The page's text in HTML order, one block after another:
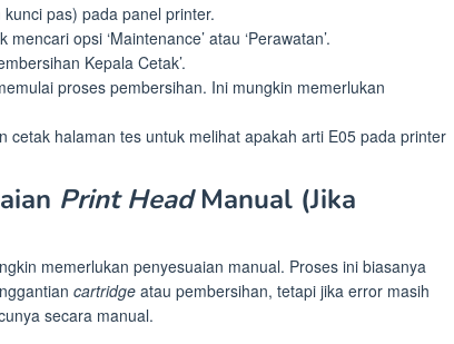
kunci pas) pada panel printer.
opsi ‘Maintenance’ atau ‘Perawatan’.
Kepala Cetak’.
proses pembersihan. Ini mungkin memerlukan
cetak halaman tes untuk melihat apakah arti E05 pada printer
Print HeadManual (Jika
memerlukan penyesuaian manual. Proses ini biasanya
cartridge atau pembersihan, tetapi jika error masih
secara manual.